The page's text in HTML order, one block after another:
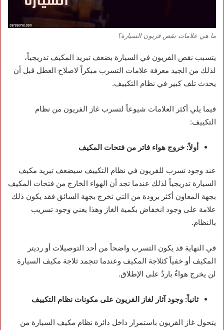
ما هي علامات نقص فريون السيارة؟
يتسبب نقص الفريون في السيارة بضعف تبريد المكيف تدريجياً،
لذلك من الجيد معرفة علامات التسرب مبكراً لاصلاح العطل قبل أن
يحدث تلف كبير في نظام التكييف.
فيما يلي أكثر العلامات شيوعاً لتسرب غاز الفريون من نظام
التكييف:
أولاً: خروج هواء فاتر من فتحات المكيف
عند وجود تسرب للفريون في نظام التكييف سيضعف تبريد مكيف
السيارة تدريجياً لذلك عندما تجد أن الهواء الخارج من فتحات المكيف
بجهة المعاون أكثر برودة من التي تخرج بجهة السائق فقد يكون ذلك
علامة على وجود انخفاض بكمية الغاز وهذا يعني وجود تسريب
بالنظام.
في النهاية قد يكون التسرب واضحاً من أحد التوصيلات أو رديتر
المكيف أو خفياً كثلاجة المكيف وعندما تتجمد ثلاجة مكيف السيارة
لن يخرج هواءٌ باردٌ على الإطلاق.
ثانياً: وجود آثار لغاز الفريون على مكونات نظام التكييف
يتحول غاز الفريون باستمرار داخل دائرة نظام مكيف السيارة من